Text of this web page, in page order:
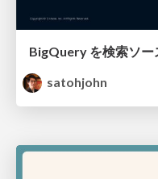
satohjohn